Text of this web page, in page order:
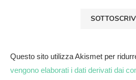
Questo sito utilizza Akismet per
vengono elaborati i dati derivati dai